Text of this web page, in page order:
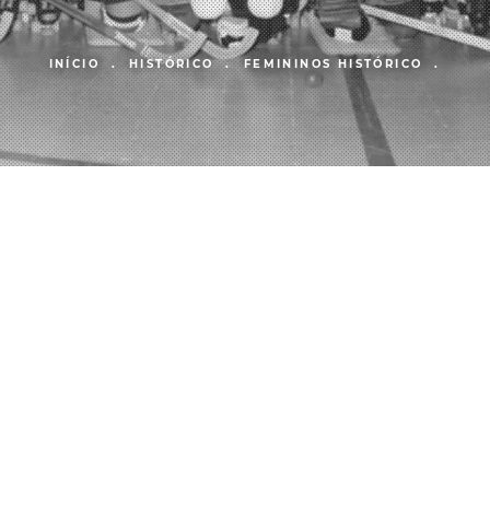
INÍCIO .HISTÓRICO .FEMININOS HISTÓRICO .